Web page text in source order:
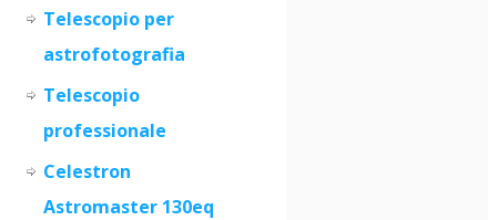
Telescopio per
astrofotografia
Telescopio
professionale
Celestron
Astromaster 130eq